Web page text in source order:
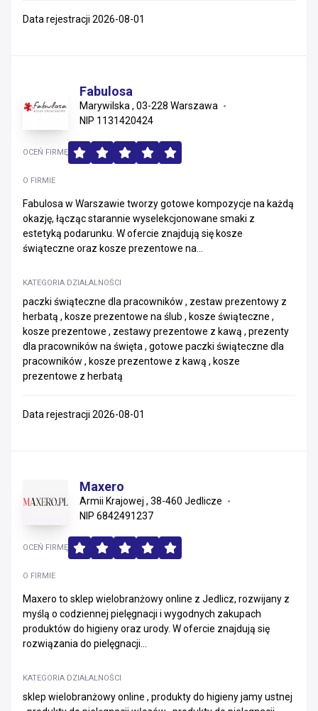
Data rejestracji 2026-08-01
Fabulosa
Marywilska , 03-228 Warszawa
NIP 1131420424
O FIRMIE
Fabulosa w Warszawie tworzy gotowe kompozycje na każdą
okazję, łącząc starannie wyselekcjonowane smaki z
estetyką podarunku. W ofercie znajdują się kosze
świąteczne oraz kosze prezentowe na...
KATEGORIA DZIAŁALNOŚCI
paczki świąteczne dla pracowników , zestaw prezentowy z
herbatą , kosze prezentowe na ślub , kosze świąteczne ,
kosze prezentowe , zestawy prezentowe z kawą , prezenty
dla pracowników na święta , gotowe paczki świąteczne dla
pracowników , kosze prezentowe z kawą , kosze
prezentowe z herbatą
OCEŃ FIRMĘ
Data rejestracji 2026-08-01
Maxero
Armii Krajowej , 38-460 Jedlicze
NIP 6842491237
O FIRMIE
Maxero to sklep wielobranżowy online z Jedlicz, rozwijany z
myślą o codziennej pielęgnacji i wygodnych zakupach
produktów do higieny oraz urody. W ofercie znajdują się
rozwiązania do pielęgnacji...
KATEGORIA DZIAŁALNOŚCI
sklep wielobranżowy online , produkty do higieny jamy ustnej
OCEŃ FIRMĘ